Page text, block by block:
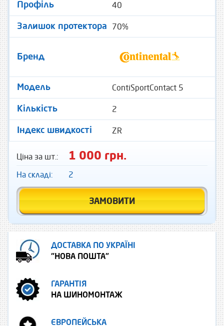
Профіль 40
Залишок протектора 70%
Бренд
Модель ContiSportContact 5
Кількість 2
Індекс швидкості ZR
Ціна за шт.: 1 000 грн.
На складі: 2
ЗАМОВИТИ
ДОСТАВКА ПО УКРАЇНІ
"НОВА ПОШТА"
ГАРАНТІЯ
НА ШИНОМОНТАЖ
ЄВРОПЕЙСЬКА